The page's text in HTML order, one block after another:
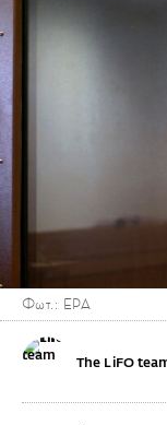
Φωτ.: EPA
The LiFO